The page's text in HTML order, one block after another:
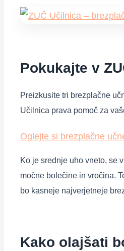
Pokukajte v
Preizkusite tri brezplačne
Učilnica prava pomoč za
Oglejte si brezplačne
Ko je srednje uho vneto, se
močne bolečine in vročina.
bo kasneje najverjetneje
Kako olajšati